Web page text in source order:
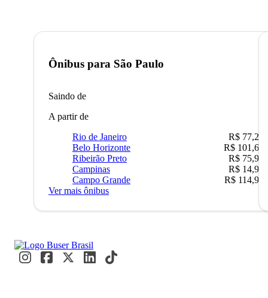
Ônibus para São Paulo
Saindo de
A partir de
Rio de Janeiro
R$ 77,22
Belo Horizonte
R$ 101,67
Ribeirão Preto
R$ 75,90
Campinas
R$ 14,90
Campo Grande
R$ 114,90
Ver mais ônibus